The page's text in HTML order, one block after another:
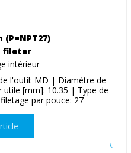
(P=NPT27)
fileter
intérieur
l'outil: MD | Diamètre de
[mm]: 10.35 | Type de
par pouce: 27